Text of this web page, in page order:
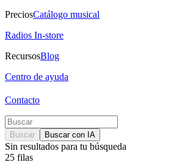
PreciosCatálogo musical
Radios In-store
RecursosBlog
Centro de ayuda
Contacto
Buscar Buscar con IA
Sin resultados para tu búsqueda
25 filas